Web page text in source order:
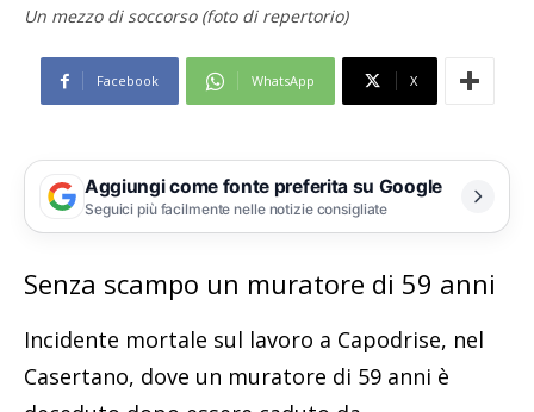
Un mezzo di soccorso (foto di repertorio)
Facebook WhatsApp X
Aggiungi come fonte preferita su Google
Seguici più facilmente nelle notizie consigliate
Senza scampo un muratore di 59 anni
Incidente mortale sul lavoro a Capodrise, nel
Casertano, dove un muratore di 59 anni è